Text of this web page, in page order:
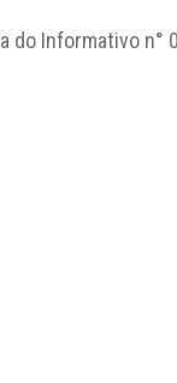
do Informativo n°